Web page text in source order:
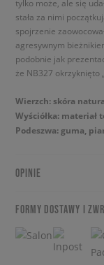
tylko może, ale się
stała za nimi
spojrzenie
agresywnym
podobnie jak
że NB327 okrzyknięto
Wierzch: skóra
Wyściółka: materiał
Podeszwa: guma,
OPINIE
FORMY DOSTAWY I